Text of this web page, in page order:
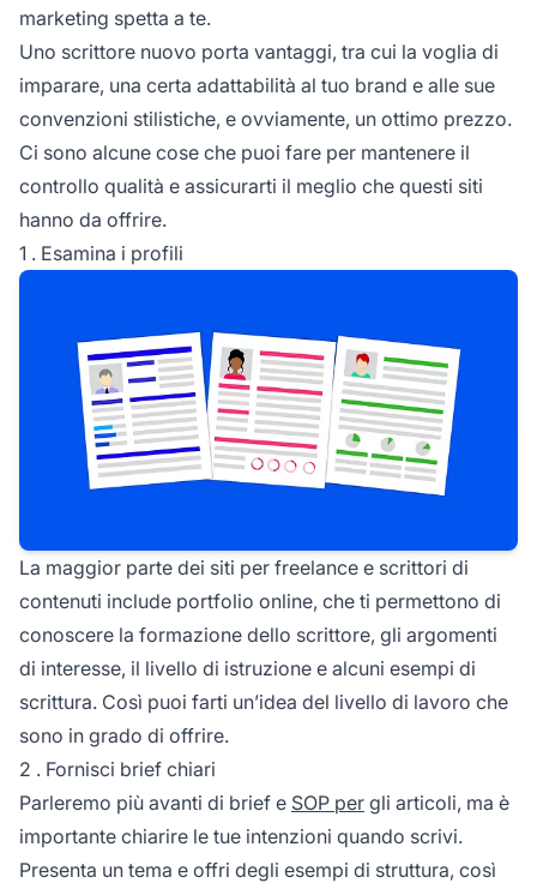
marketing spetta a te.
Uno scrittore nuovo porta vantaggi, tra cui la voglia di
imparare, una certa adattabilità al tuo brand e alle sue
convenzioni stilistiche, e ovviamente, un ottimo prezzo.
Ci sono alcune cose che puoi fare per mantenere il
controllo qualità e assicurarti il meglio che questi siti
hanno da offrire.
1 . Esamina i profili
La maggior parte dei siti per freelance e scrittori di
contenuti include portfolio online, che ti permettono di
conoscere la formazione dello scrittore, gli argomenti
di interesse, il livello di istruzione e alcuni esempi di
scrittura. Così puoi farti un’idea del livello di lavoro che
sono in grado di offrire.
2 . Fornisci brief chiari
Parleremo più avanti di brief e SOP per gli articoli, ma è
importante chiarire le tue intenzioni quando scrivi.
Presenta un tema e offri degli esempi di struttura, così